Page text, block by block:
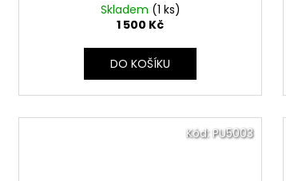
Skladem (1 ks)
1 500 Kč
DO KOŠÍKU
Kód:PU5003